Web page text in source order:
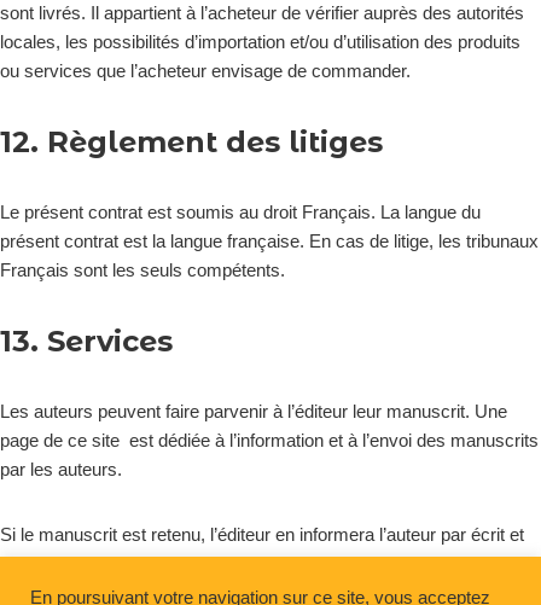
sont livrés. Il appartient à l’acheteur de vérifier auprès des autorités
locales, les possibilités d’importation et/ou d’utilisation des produits
ou services que l’acheteur envisage de commander.
12. Règlement des litiges
Le présent contrat est soumis au droit Français. La langue du
présent contrat est la langue française. En cas de litige, les tribunaux
Français sont les seuls compétents.
13. Services
Les auteurs peuvent faire parvenir à l’éditeur leur manuscrit. Une
page de ce site est dédiée à l’information et à l’envoi des manuscrits
par les auteurs.
Si le manuscrit est retenu, l’éditeur en informera l’auteur par écrit et
lui soumettra un contrat d’édition.
En poursuivant votre navigation sur ce site, vous acceptez